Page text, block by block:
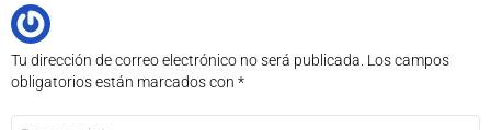
Tu dirección de correo electrónico no será publicada. Los campos
obligatorios están marcados con *